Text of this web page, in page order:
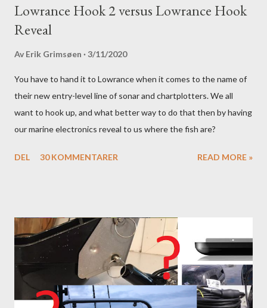
Lowrance Hook 2 versus Lowrance Hook
Reveal
Av Erik Grimsøen 3/11/2020
You have to hand it to Lowrance when it comes to the name of
their new entry-level line of sonar and chartplotters. We all
want to hook up, and what better way to do that then by having
our marine electronics reveal to us where the fish are?
DEL 30 KOMMENTARER READ MORE »